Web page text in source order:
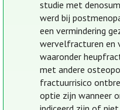
studie met
werd bij
een vermindering
wervelfracturen en
waaronder
met andere
fractuurrisico
optie zijn wanneer